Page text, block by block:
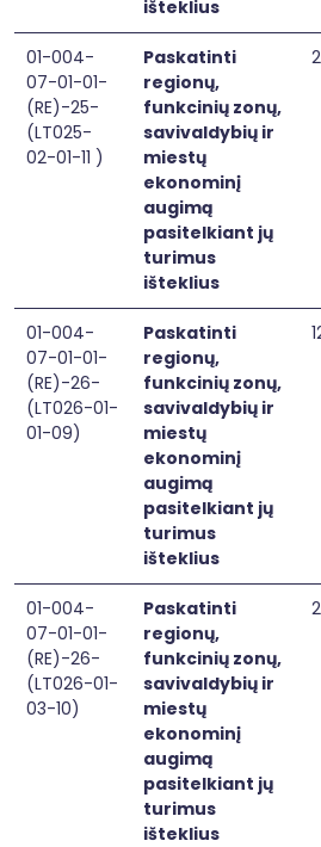
išteklius
01-004-
07-01-01-
(RE)-25-
(LT025-
02-01-11 )
Paskatinti
regionų,
funkcinių zonų,
savivaldybių ir
miestų
ekonominį
augimą
pasitelkiant jų
turimus
išteklius
01-004-
07-01-01-
(RE)-26-
(LT026-01-
01-09)
Paskatinti
regionų,
funkcinių zonų,
savivaldybių ir
miestų
ekonominį
augimą
pasitelkiant jų
turimus
išteklius
01-004-
07-01-01-
(RE)-26-
(LT026-01-
03-10)
Paskatinti
regionų,
funkcinių zonų,
savivaldybių ir
miestų
ekonominį
augimą
pasitelkiant jų
turimus
išteklius